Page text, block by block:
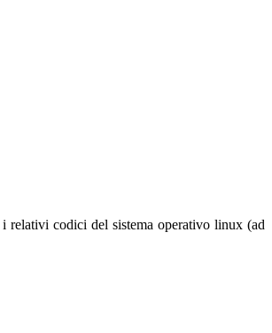
relativi codici del sistema operativo linux (ad